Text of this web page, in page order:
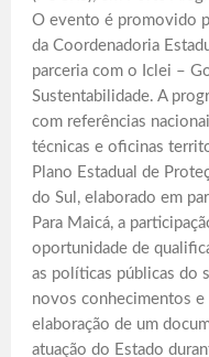
O evento é promovido
da Coordenadoria
parceria com o Iclei –
Sustentabilidade. A
com referências
técnicas e oficinas
Plano Estadual de
do Sul, elaborado em
Para Maicá, a
oportunidade de
as políticas públicas do
novos conhecimentos
elaboração de um
atuação do Estado